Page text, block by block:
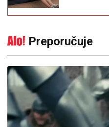
Preporučuje